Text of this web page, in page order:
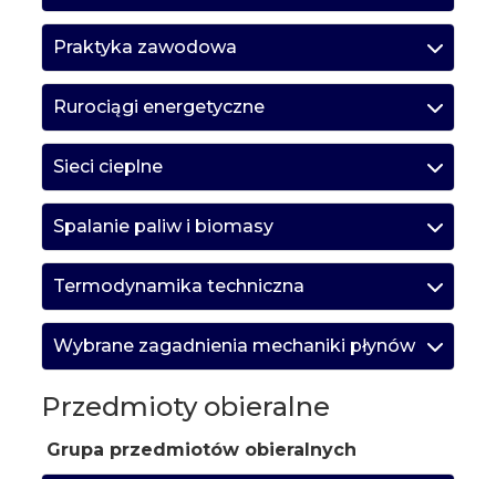
Praktyka zawodowa
Rurociągi energetyczne
Sieci cieplne
Spalanie paliw i biomasy
Termodynamika techniczna
Wybrane zagadnienia mechaniki płynów
Przedmioty obieralne
Grupa przedmiotów obieralnych